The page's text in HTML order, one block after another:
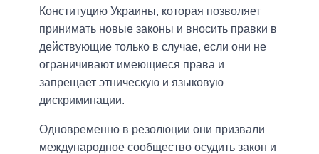
Конституцию Украины, которая позволяет
принимать новые законы и вносить правки в
действующие только в случае, если они не
ограничивают имеющиеся права и
запрещает этническую и языковую
дискриминации.
Одновременно в резолюции они призвали
международное сообщество осудить закон и